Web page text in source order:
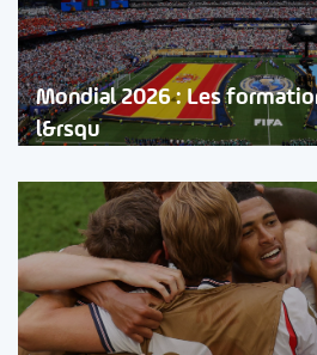
Mondial 2026 : Les
l&rsqu